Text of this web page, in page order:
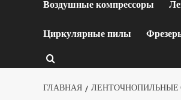
Воздушные компрессоры
Циркулярные пилы
ГЛАВНАЯ ЛЕНТОЧНОПИЛЬНЫЕ